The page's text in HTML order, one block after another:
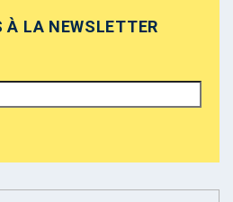
LA NEWSLETTER